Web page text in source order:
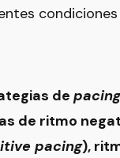
de
de ritmo
pacing),